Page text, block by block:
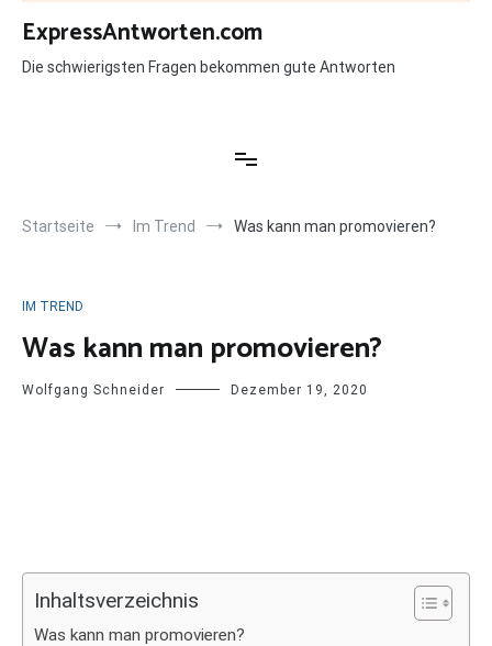
Zum
Inhalt
springen
ExpressAntworten.com
Die schwierigsten Fragen bekommen gute Antworten
Startseite Im Trend Was kann man promovieren?
IM TREND
Was kann man promovieren?
Wolfgang Schneider Dezember 19, 2020
Inhaltsverzeichnis
Was kann man promovieren?